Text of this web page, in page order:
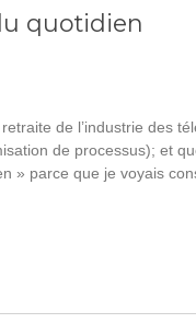
quotidien
de l’industrie des
de processus); et
» parce que je voyais